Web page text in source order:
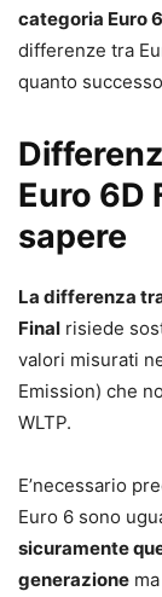
categoria Euro 6
differenze tra
quanto
Euro 6D
sapere
La differenza
Final risiede
valori misurati
Emission) che
WLTP.
E’necessario
Euro 6 sono
sicuramente
generazione